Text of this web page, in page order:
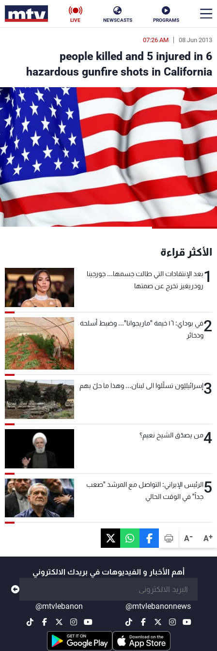
PROGRAMS
NEWSCASTS
LIVE
A+
A-
08 Jun 2013
07:26 AM
6 people killed and 5 injured in
hazardous gunfire shots in California
الأكثر قراءة
1بعد الإنتقادات التي طالت جسمها... جورجينا
رودريغيز تخرج عن صمتها
2
في بوداي: ١٦ خيمة "ماريجوانا"... وضبط أسلحة
وذخائر
3إسرائيليّون تسلّلوا الى لبنان... وهذا ما حلّ بهم
4من يصدّق الشيخ نعيم؟
5الرئيس الإيراني: التواصل مع المرشد "صعب
جداً" في الوقت الحالي
أهم الأخبار و الفيديوهات في بريدك الالكتروني
@mtvlebanonnews
@mtvlebanon
en
الأخبار
سياسة ناس
إقتصاد فن
منوعات رياضة
كأس العالم
البرامج
جدول البرامج
شاهد البرامج
عن MTV
الإنـتـاج
وظائف
شروط الإسـتخدام
سياسة الخصوصية